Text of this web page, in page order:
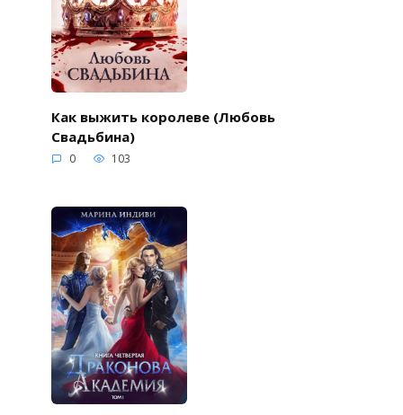
Как выжить королеве (Любовь
Свадьбина)
0 103